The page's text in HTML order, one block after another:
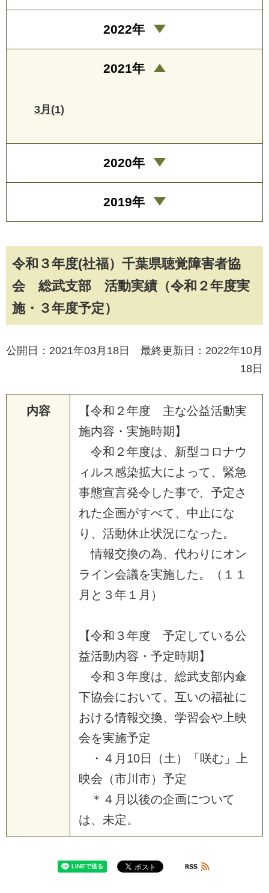
令和３年度(社福）千葉県聴覚障害者協
会 総武支部 活動実績（令和２年度実
施・３年度予定）
公開日：2021年03月18日 最終更新日：2022年10月
18日
内容 【令和 ２ 年度 主な公益活動実
施内容 ・ 実施時期 】
令和 ２ 年度は、 新型 コ ロナウ
ィ ルス感染拡大に よ って、 緊急
事態宣言発令 した事で、 予定さ
れた企画がすべて、 中 止にな
り 、 活動休 止状況になった。
情報交換の為、 代わ り にオン
ラ イ ン会議を実施した。 （ １ １
月 と ３年 １ 月 ）
【令和 ３年度 予定 している公
益活動内容 ・ 予定時期 】
令和 ３年度は、 総武支部内傘
下協会において。 互いの福祉に
おける情報交換、 学習会や 上映
会を実施予定
・ ４ 月 10日 （ 土 ） 「 咲む 」
上
映会 （市川 市） 予定
＊ ４ 月 以後の企画について
は、 未定。
2022年
2021年
3月(1)
2020年
2019年